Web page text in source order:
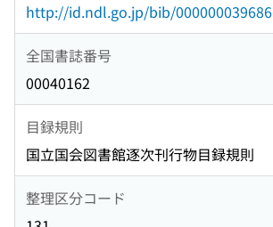
http://id.ndl.go.jp/bib/000000039686
全国書誌番号
00040162
目録規則
国立国会図書館逐次刊行物目録規則
整理区分コード